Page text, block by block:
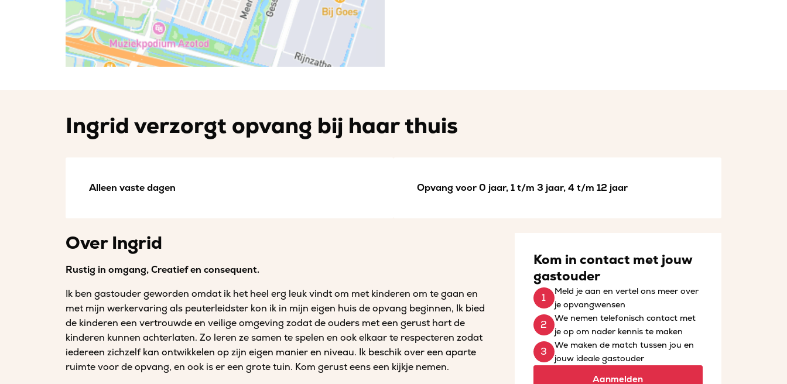
Ingrid verzorgt opvang bij haar thuis
Alleen vaste dagen Opvang voor 0 jaar, 1 t/m 3 jaar, 4 t/m 12 jaar
Over Ingrid
Rustig in omgang, Creatief en consequent.
Ik ben gastouder geworden omdat ik het heel erg leuk vindt om met kinderen om te gaan en
met mijn werkervaring als peuterleidster kon ik in mijn eigen huis de opvang beginnen, Ik bied
de kinderen een vertrouwde en veilige omgeving zodat de ouders met een gerust hart de
kinderen kunnen achterlaten. Zo leren ze samen te spelen en ook elkaar te respecteren zodat
iedereen zichzelf kan ontwikkelen op zijn eigen manier en niveau. Ik beschik over een aparte
ruimte voor de opvang, en ook is er een grote tuin. Kom gerust eens een kijkje nemen.
Kom in contact met jouw
gastouder
Meld je aan en vertel ons meer over
je opvangwensen
We nemen telefonisch contact met
je op om nader kennis te maken
We maken de match tussen jou en
jouw ideale gastouder
Aanmelden